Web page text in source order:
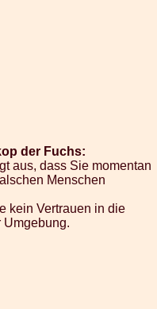
der Fuchs:
aus, dass Sie momentan
Menschen
kein Vertrauen in die
Umgebung.